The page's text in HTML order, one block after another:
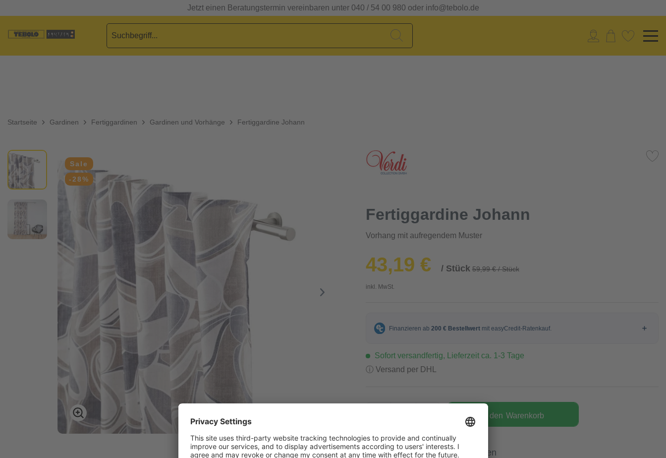
Jetzt einen Beratungstermin vereinbaren unter 040 / 54 00 980 oder info@tebolo.de
Startseite Gardinen Fertiggardinen Gardinen und Vorhänge Fertiggardine Johann
Sale
-28%
Fertiggardine Johann
Vorhang mit aufregendem Muster
43,19 € / Stück 59,99 € / Stück
inkl. MwSt.
Sofort versandfertig, Lieferzeit ca. 1-3 Tage
ⓘ Versand per DHL
In den Warenkorb
Verfügbarkeit in der Filiale prüfen